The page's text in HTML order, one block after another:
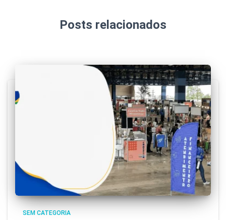
Posts relacionados
SEM CATEGORIA